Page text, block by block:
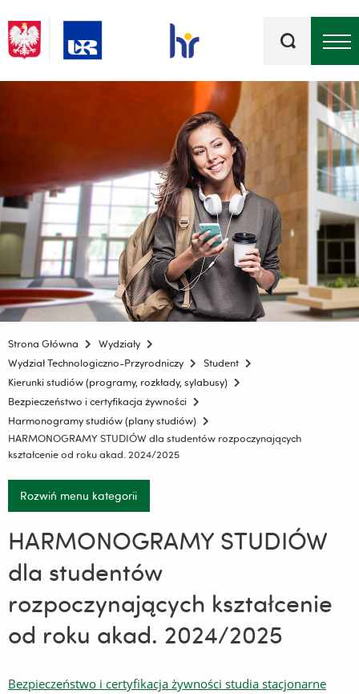
kluczowe
Strona Główna
Wydziały
Wydział Technologiczno-Przyrodniczy
Student
Kierunki studiów (programy, rozkłady, sylabusy)
Bezpieczeństwo i certyfikacja żywności
Harmonogramy studiów (plany studiów)
HARMONOGRAMY STUDIÓW dla studentów rozpoczynających
kształcenie od roku akad. 2024/2025
Rozwiń menu kategorii
HARMONOGRAMY STUDIÓW
dla studentów
rozpoczynających kształcenie
od roku akad. 2024/2025
Bezpieczeństwo i certyfikacja żywności studia stacjonarne